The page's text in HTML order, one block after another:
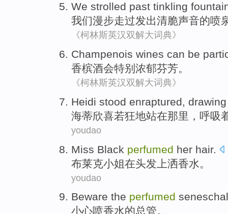
We strolled past tinkling
我们漫步走过发出清脆声音的喷
《柯林斯英汉双解大词典》
Champenois wines can be
香槟酒会特别 浓郁芬芳。
《柯林斯英汉双解大词典》
Heidi stood enraptured,
海蒂欣喜若狂地站在那里，呼吸
youdao
Miss Black perfumed her hair.
布莱克小姐在头发 上洒香水 。
youdao
Beware the perfumed seneschal
小心喷香水的总管。